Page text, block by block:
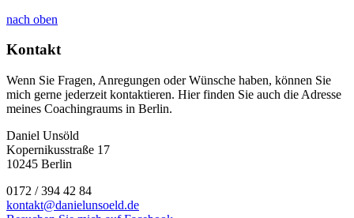
nach oben
Kontakt
Wenn Sie Fragen, Anregungen oder Wünsche haben, können Sie
mich gerne jederzeit kontaktieren. Hier finden Sie auch die Adresse
meines Coachingraums in Berlin.
Daniel Unsöld
Kopernikusstraße 17
10245 Berlin
0172 / 394 42 84
kontakt@danielunsoeld.de